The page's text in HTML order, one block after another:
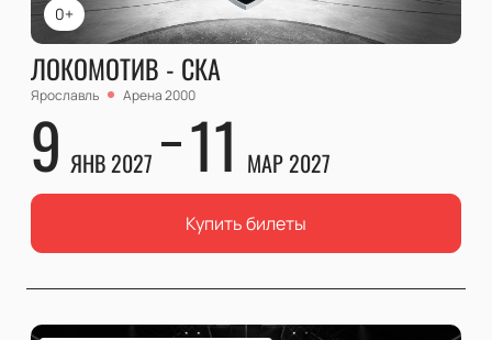
0+
ЛОКОМОТИВ - СКА
Ярославль Арена 2000
9 ЯНВ 2027 11 МАР 2027
Купить билеты